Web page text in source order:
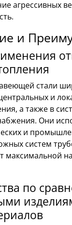
агрессивных
и
стали
и
а также в
Они
и
систем
максимальной
по